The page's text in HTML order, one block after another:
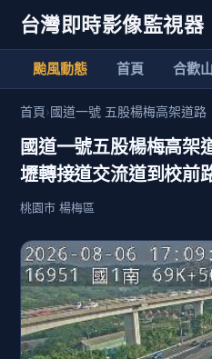
台灣即時影像監視器
颱風動態 首頁 合歡山
首頁›國道一號 五股楊梅高架道路
國道一號五股楊梅高架
壢轉接道交流道到校前
桃園市 楊梅區